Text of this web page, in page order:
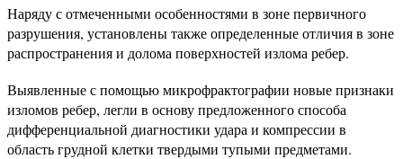
Наряду с отмеченными особенностями в зоне первичного
разрушения, установлены также определенные отличия в зоне
распространения и долома поверхностей излома ребер.
Выявленные с помощью микрофрактографии новые признаки
изломов ребер, легли в основу предложенного способа
дифференциальной диагностики удара и компрессии в
область грудной клетки твердыми тупыми предметами.